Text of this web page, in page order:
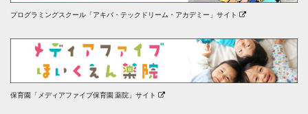
プログラミングスクール「アキバ・テックドリーム・アカデミー」サイト
保育園「メディアファイブ保育園 薬院」サイト